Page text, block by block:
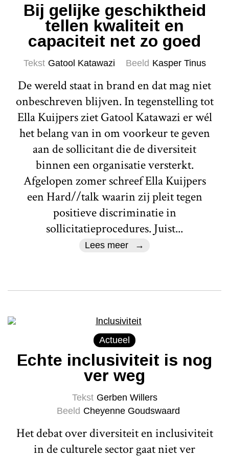
Bij gelijke geschiktheid
tellen kwaliteit en
capaciteit net zo goed
Tekst Gatool Katawazi Beeld Kasper Tinus
De wereld staat in brand en dat mag niet
onbeschreven blijven. In tegenstelling tot
Ella Kuijpers ziet Gatool Katawazi er wél
het belang van in om voorkeur te geven
aan de sollicitant die de diversiteit
binnen een organisatie versterkt.
Afgelopen zomer schreef Ella Kuijpers
een Hard//talk waarin zij pleit tegen
positieve discriminatie in
sollicitatieprocedures. Juist...
Lees meer
Actueel
Echte inclusiviteit is nog
ver weg
Tekst Gerben Willers
Beeld Cheyenne Goudswaard
Het debat over diversiteit en inclusiviteit
in de culturele sector gaat niet ver